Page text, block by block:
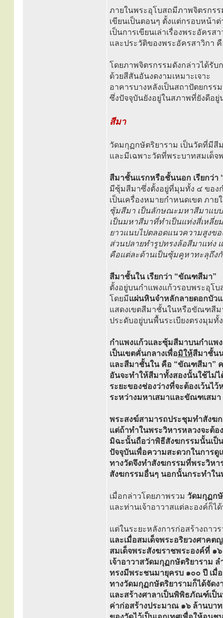
ภายในพระอุโบสถมีภาพจิตรกรร
เขียนเป็นตอนๆ ตั้งแต่กรอบหน้าต่
เป็นการเขียนเล่าเรื่องพระอัครส
และประวัติของพระอัครสาวิกา
โดยภาพจิตรกรรมดังกล่าวได้รั
ด้วยสีสันอันงดงามเหมาะเจาะ
อาคารบางหลังเป็นสถาปัตยกร
ซึ่งปัจจุบันยังอยู่ในสภาพที่ยังดีอ
สีมา
วัดมกุฏกษัตริยาราม เป็นวัดที่มีสี
และมีเฉพาะวัดที่พระบาทสมเด็จ
สีมาชั้นแรกหรือชั้นนอก เรียกว่า
มีซุ้มสีมาซึ่งตั้งอยู่ที่มุมทั้ง ๔ ของ
เป็นเครื่องหมายกำหนดเขต ภา
ซุ้มสีมา เป็นลักษณะมหาสีมาแบ
เป็นมหาสีมาที่ทำเป็นแท่งสี่เหลี่ย
ยาวแนบไปตลอดแนวความสูงข
ส่วนปลายทำรูปทรงล้อสีมาแท่ง
คือแต่ละด้านเป็นซุ้มคูหาทะลุถึง
สีมาชั้นใน เรียกว่า “ขัณฑสีมา”
ตั้งอยู่บนกำแพงแก้วรอบพระอุโบ
โดยมีแผ่นหินจำหลักลายดอกบัว
แสดงเขตสีมาชั้นในหรือขัณฑสีม
ประดับอยู่บนพื้นระเบียงตรงมุมทั้
กำแพงแก้วและซุ้มสีมาบนกำแพง
เป็นเขตคั่นกลางเพื่อมิให้สีมาชั้น
และสีมาชั้นใน คือ “ขัณฑสีมา”
อันจะทำให้สีมาทั้งสองนั้นใช้ไม่ไ
ระยะของช่องว่างที่จะต้องเว้นไ
ระหว่างมหาเสมาและขัณฑเสมา
พระสงฆ์สามารถประชุมทำสังฆ
แต่ถ้าทำในพระวิหารหลวงจะต้
มิฉะนั้นถือว่าพิธีสังฆกรรมนั้นเป็
ปัจจุบันเพื่อความสะดวกในการ
ทางวัดจึงทำสังฆกรรมที่พระวิหา
สังฆกรรมอื่นๆ นอกนั้นกระทำใน
เมื่อกล่าวโดยภาพรวม วัดมกุฏก
และท่านเจ้าอาวาสแต่ละองค์ก็
แต่ในระยะหลังการก่อสร้างถาว
และเมื่อสมเด็จพระอริยวงศาคต
สมเด็จพระสังฆราชพระองค์ที่ ๑
เจ้าอาวาสวัดมกุฏกษัตริยาราม
ทรงมีพระชนมายุครบ ๑๐๐ ปี เ
ทางวัดมกุฏกษัตริยารามก็ได้จัด
และสร้างศาลาเป็นพิพิธภัณฑ์เป็
ค่าก่อสร้างประมาณ ๑๖ ล้านบาท